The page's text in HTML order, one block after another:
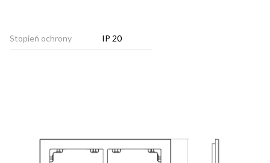
Stopień ochrony IP 20